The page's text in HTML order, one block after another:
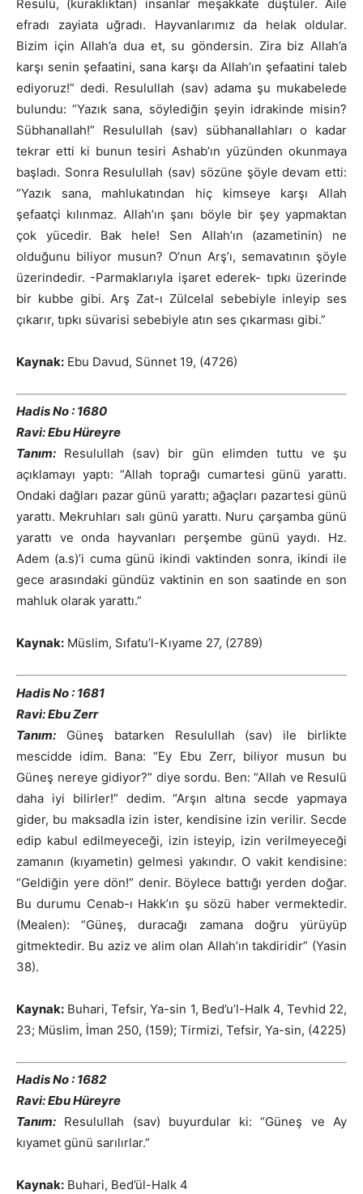
Resulü, (kuraklıktan) insanlar meşakkate düştüler. Aile
efradı zayiata uğradı. Hayvanlarımız da helak oldular.
Bizim için Allah’a dua et, su göndersin. Zira biz Allah’a
karşı senin şefaatini, sana karşı da Allah’ın şefaatini taleb
ediyoruz!” dedi. Resulullah (sav) adama şu mukabelede
bulundu: “Yazık sana, söylediğin şeyin idrakinde misin?
Sübhanallah!” Resulullah (sav) sübhanallahları o kadar
tekrar etti ki bunun tesiri Ashab’ın yüzünden okunmaya
başladı. Sonra Resulullah (sav) sözüne şöyle devam etti:
“Yazık sana, mahlukatından hiç kimseye karşı Allah
şefaatçi kılınmaz. Allah’ın şanı böyle bir şey yapmaktan
çok yücedir. Bak hele! Sen Allah’ın (azametinin) ne
olduğunu biliyor musun? O’nun Arş’ı, semavatının şöyle
üzerindedir. -Parmaklarıyla işaret ederek- tıpkı üzerinde
bir kubbe gibi. Arş Zat-ı Zülcelal sebebiyle inleyip ses
çıkarır, tıpkı süvarisi sebebiyle atın ses çıkarması gibi.”
Kaynak: Ebu Davud, Sünnet 19, (4726)
Hadis No : 1680
Ravi: Ebu Hüreyre
Tanım: Resulullah (sav) bir gün elimden tuttu ve şu
açıklamayı yaptı: “Allah toprağı cumartesi günü yarattı.
Ondaki dağları pazar günü yarattı; ağaçları pazartesi günü
yarattı. Mekruhları salı günü yarattı. Nuru çarşamba günü
yarattı ve onda hayvanları perşembe günü yaydı. Hz.
Adem (a.s)’i cuma günü ikindi vaktinden sonra, ikindi ile
gece arasındaki gündüz vaktinin en son saatinde en son
mahluk olarak yarattı.”
Kaynak: Müslim, Sıfatu’l-Kıyame 27, (2789)
Hadis No : 1681
Ravi: Ebu Zerr
Tanım:
Güneş batarken Resulullah (sav) ile birlikte
mescidde idim. Bana: “Ey Ebu Zerr, biliyor musun bu
Güneş nereye gidiyor?” diye sordu. Ben: “Allah ve Resulü
daha iyi bilirler!” dedim. “Arşın altına secde yapmaya
gider, bu maksadla izin ister, kendisine izin verilir. Secde
edip kabul edilmeyeceği, izin isteyip, izin verilmeyeceği
zamanın (kıyametin) gelmesi yakındır. O vakit kendisine:
“Geldiğin yere dön!” denir. Böylece battığı yerden doğar.
Bu durumu Cenab-ı Hakk’ın şu sözü haber vermektedir.
(Mealen): “Güneş, duracağı zamana doğru yürüyüp
gitmektedir. Bu aziz ve alim olan Allah’ın takdiridir” (Yasin
38).
Kaynak: Buhari, Tefsir, Ya-sin 1, Bed’u’l-Halk 4, Tevhid 22,
23; Müslim, İman 250, (159); Tirmizi, Tefsir, Ya-sin, (4225)
Hadis No : 1682
Ravi: Ebu Hüreyre
Tanım: Resulullah (sav) buyurdular ki: “Güneş ve Ay
kıyamet günü sarılırlar.”
Kaynak: Buhari, Bed’ül-Halk 4